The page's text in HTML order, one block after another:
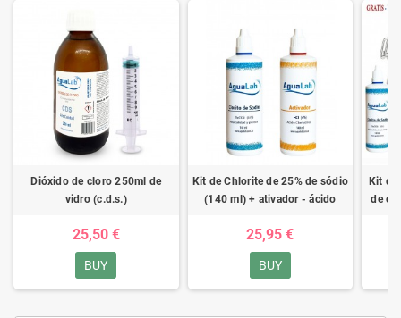
Dióxido de cloro 250ml de
vidro (c.d.s.)
25,50 €
BUY
Kit de Chlorite de 25% de sódio
(140 ml) + ativador - ácido
25,95 €
BUY
Kit de
de